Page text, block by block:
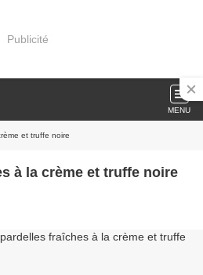
Publicité
MENU
et truffe noire
à la crème et truffe noire